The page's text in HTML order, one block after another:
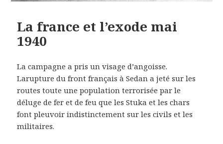
La france et l’exode mai
1940
La campagne a pris un visage d’angoisse.
Larupture du front français à Sedan a jeté sur les
routes toute une population terrorisée par le
déluge de fer et de feu que les Stuka et les chars
font pleuvoir indistinctement sur les civils et les
militaires.